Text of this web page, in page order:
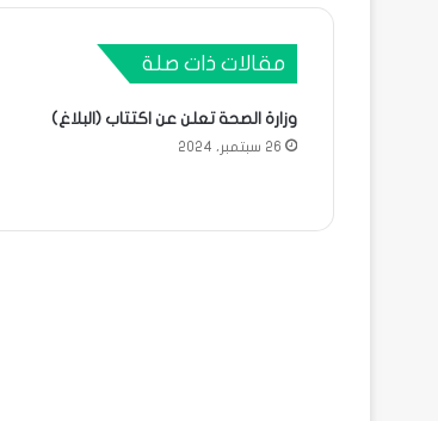
مقالات ذات صلة
وزارة الصحة تعلن عن اكتتاب (البلاغ)
26 سبتمبر، 2024